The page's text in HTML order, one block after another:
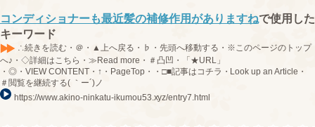
コンディショナーも最近髪の補修作用がありますねで使用した
キーワード
∴続きを読む・＠・▲上へ戻る・♭・先頭へ移動する・※このページのトップ
へ♪・◇詳細はこちら・≫Read more・＃凸凹・「★URL」
・◎・VIEW CONTENT・↑・PageTop・・□■記事はコチラ・Look up an Article・
＃閲覧を継続する( ｀ー´)ノ
https://www.akino-ninkatu-ikumou53.xyz/entry7.html